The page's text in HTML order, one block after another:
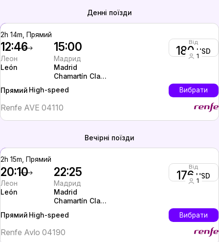
Денні поїзди
2h 14m, Прямий
12:46
Леон
León
15:00
Мадрид
Madrid
Chamartín Clara
Від
180 USD
1
Прямий High-speed Вибрати
Renfe AVE 04110
Вечірні поїзди
2h 15m, Прямий
20:10
Леон
León
22:25
Мадрид
Madrid
Chamartín Clara
Від
176 USD
1
Прямий High-speed Вибрати
Renfe Avlo 04190